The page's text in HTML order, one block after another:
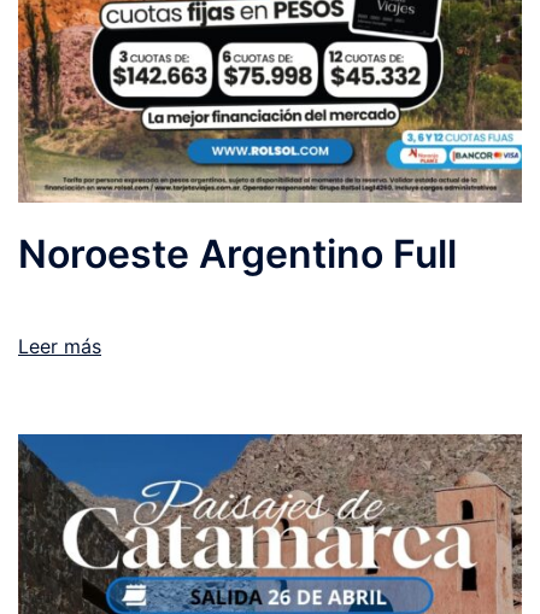
Noroeste Argentino Full
Leer más